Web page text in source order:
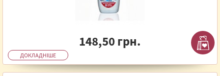
148,50 грн.
ДОКЛАДНІШЕ